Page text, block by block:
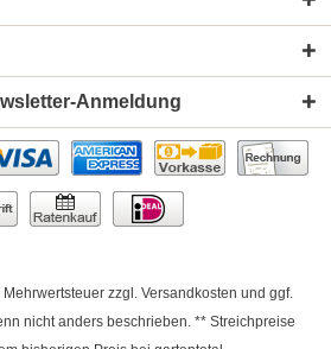
Anmeldung
zzgl. Versandkosten und ggf.
nicht anders beschrieben. ** Streichpreise